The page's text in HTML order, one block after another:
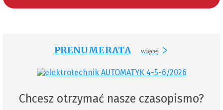
PRENUMERATA więcej
Chcesz otrzymać nasze czasopismo?